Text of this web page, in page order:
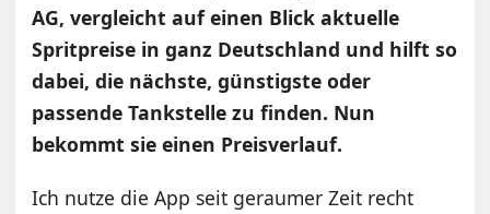
AG, vergleicht auf einen Blick aktuelle
Spritpreise in ganz Deutschland und hilft so
dabei, die nächste, günstigste oder
passende Tankstelle zu finden. Nun
bekommt sie einen Preisverlauf.
Ich nutze die App seit geraumer Zeit recht